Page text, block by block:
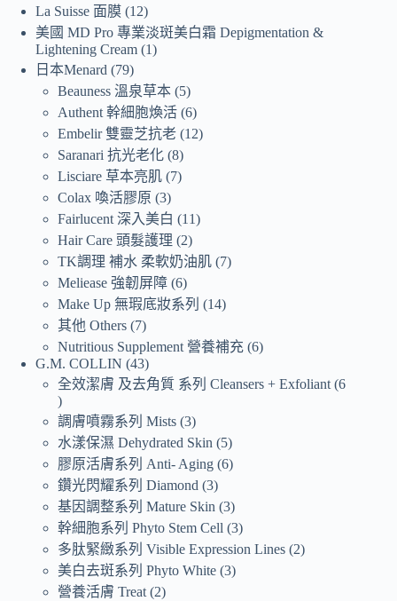
La Suisse 面膜 12
美國 MD Pro 專業淡斑美白霜 Depigmentation &
Lightening Cream 1
日本Menard
79
Beauness 溫泉草本 5
Authent 幹細胞煥活 6
Embelir 雙靈芝抗老 12
Saranari 抗光老化 8
Lisciare 草本亮肌 7
Colax 喚活膠原 3
Fairlucent 深入美白
11
Hair Care 頭髮護理
2
TK調理 補水 柔軟奶油肌 7
Meliease 強韌屏障 6
Make Up 無瑕底妝系列
14
其他 Others 7
Nutritious Supplement 營養補充 6
G.M. COLLIN 43
全效潔膚 及去角質 系列 Cleansers + Exfoliant 6
調膚噴霧系列 Mists 3
水漾保濕 Dehydrated Skin
5
膠原活膚系列 Anti- Aging 6
鑽光閃耀系列 Diamond 3
基因調整系列 Mature Skin 3
幹細胞系列 Phyto Stem Cell 3
多肽緊緻系列 Visible Expression Lines 2
美白去斑系列 Phyto White 3
營養活膚 Treat 2